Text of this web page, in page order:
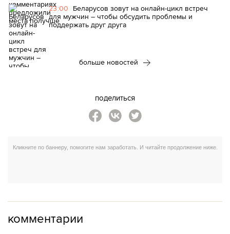
23:00 Беларусов зовут на онлайн-цикл встреч
для мужчин – чтобы обсудить проблемы и
поддержать друг друга
больше новостей
поделиться
комментарии